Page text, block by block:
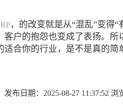
，的改变就是从“混乱”变得
户的抱怨也变成了表扬。
合你的行业，是不是真的简
发布日期：2025-08-27 11:37:52